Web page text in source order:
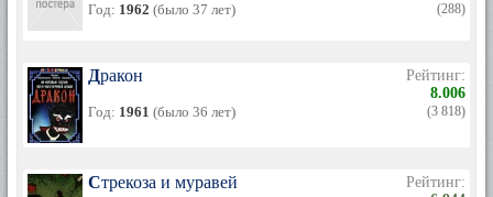
Год: 1962 (было 37 лет) (288)
Дракон
Год: 1961 (было 36 лет)
Рейтинг:
8.006
(3 818)
Стрекоза и муравей
Рейтинг: